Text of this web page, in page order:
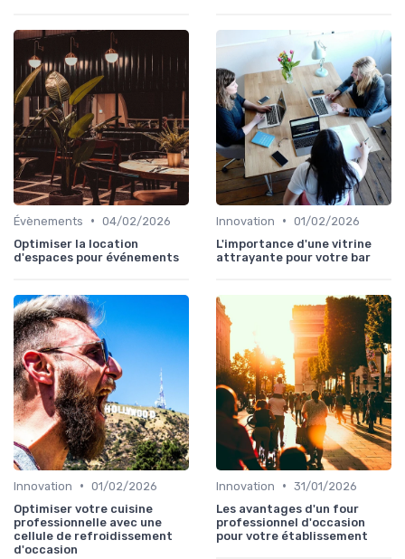
Évènements • 04/02/2026
Optimiser la location
d'espaces pour événements
Innovation • 01/02/2026
L'importance d'une vitrine
attrayante pour votre bar
Innovation • 01/02/2026
Optimiser votre cuisine
professionnelle avec une
cellule de refroidissement
d'occasion
Innovation • 31/01/2026
Les avantages d'un four
professionnel d'occasion
pour votre établissement